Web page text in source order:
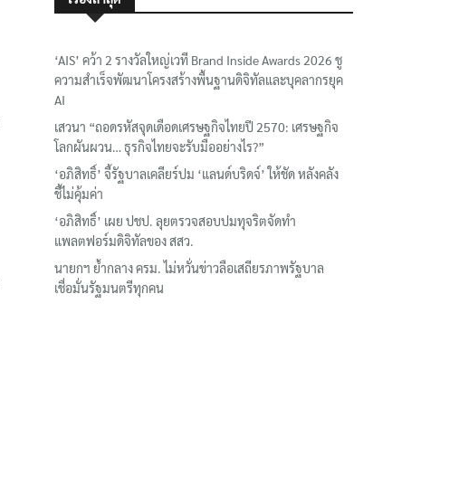
‘AIS’ คว้า 2 รางวัลใหญ่เวที Brand Inside Awards 2026 ชู
ความสำเร็จพัฒนาโครงสร้างพื้นฐานดิจิทัลและบุคลากรยุค
AI
เสวนา “ถอดรหัสจุดเดือดเศรษฐกิจไทยปี 2570: เศรษฐกิจ
โลกผันผวน… ธุรกิจไทยจะรับมืออย่างไร?”
‘อภิสิทธิ์’ จี้รัฐบาลเคลียร์ปม ‘แลนด์บริดจ์’ ให้ชัด หลังคลัง
ชี้ไม่คุ้มค่า
‘อภิสิทธิ์’ เผย ปชป. ลุยตรวจสอบปมทุจริตจัดทำ
แพลตฟอร์มดิจิทัลของ สสว.
นายกฯ ย้ำกลาง ครม. ไม่หวั่นข่าวลือเสถียรภาพรัฐบาล
เชื่อมั่นรัฐมนตรีทุกคน